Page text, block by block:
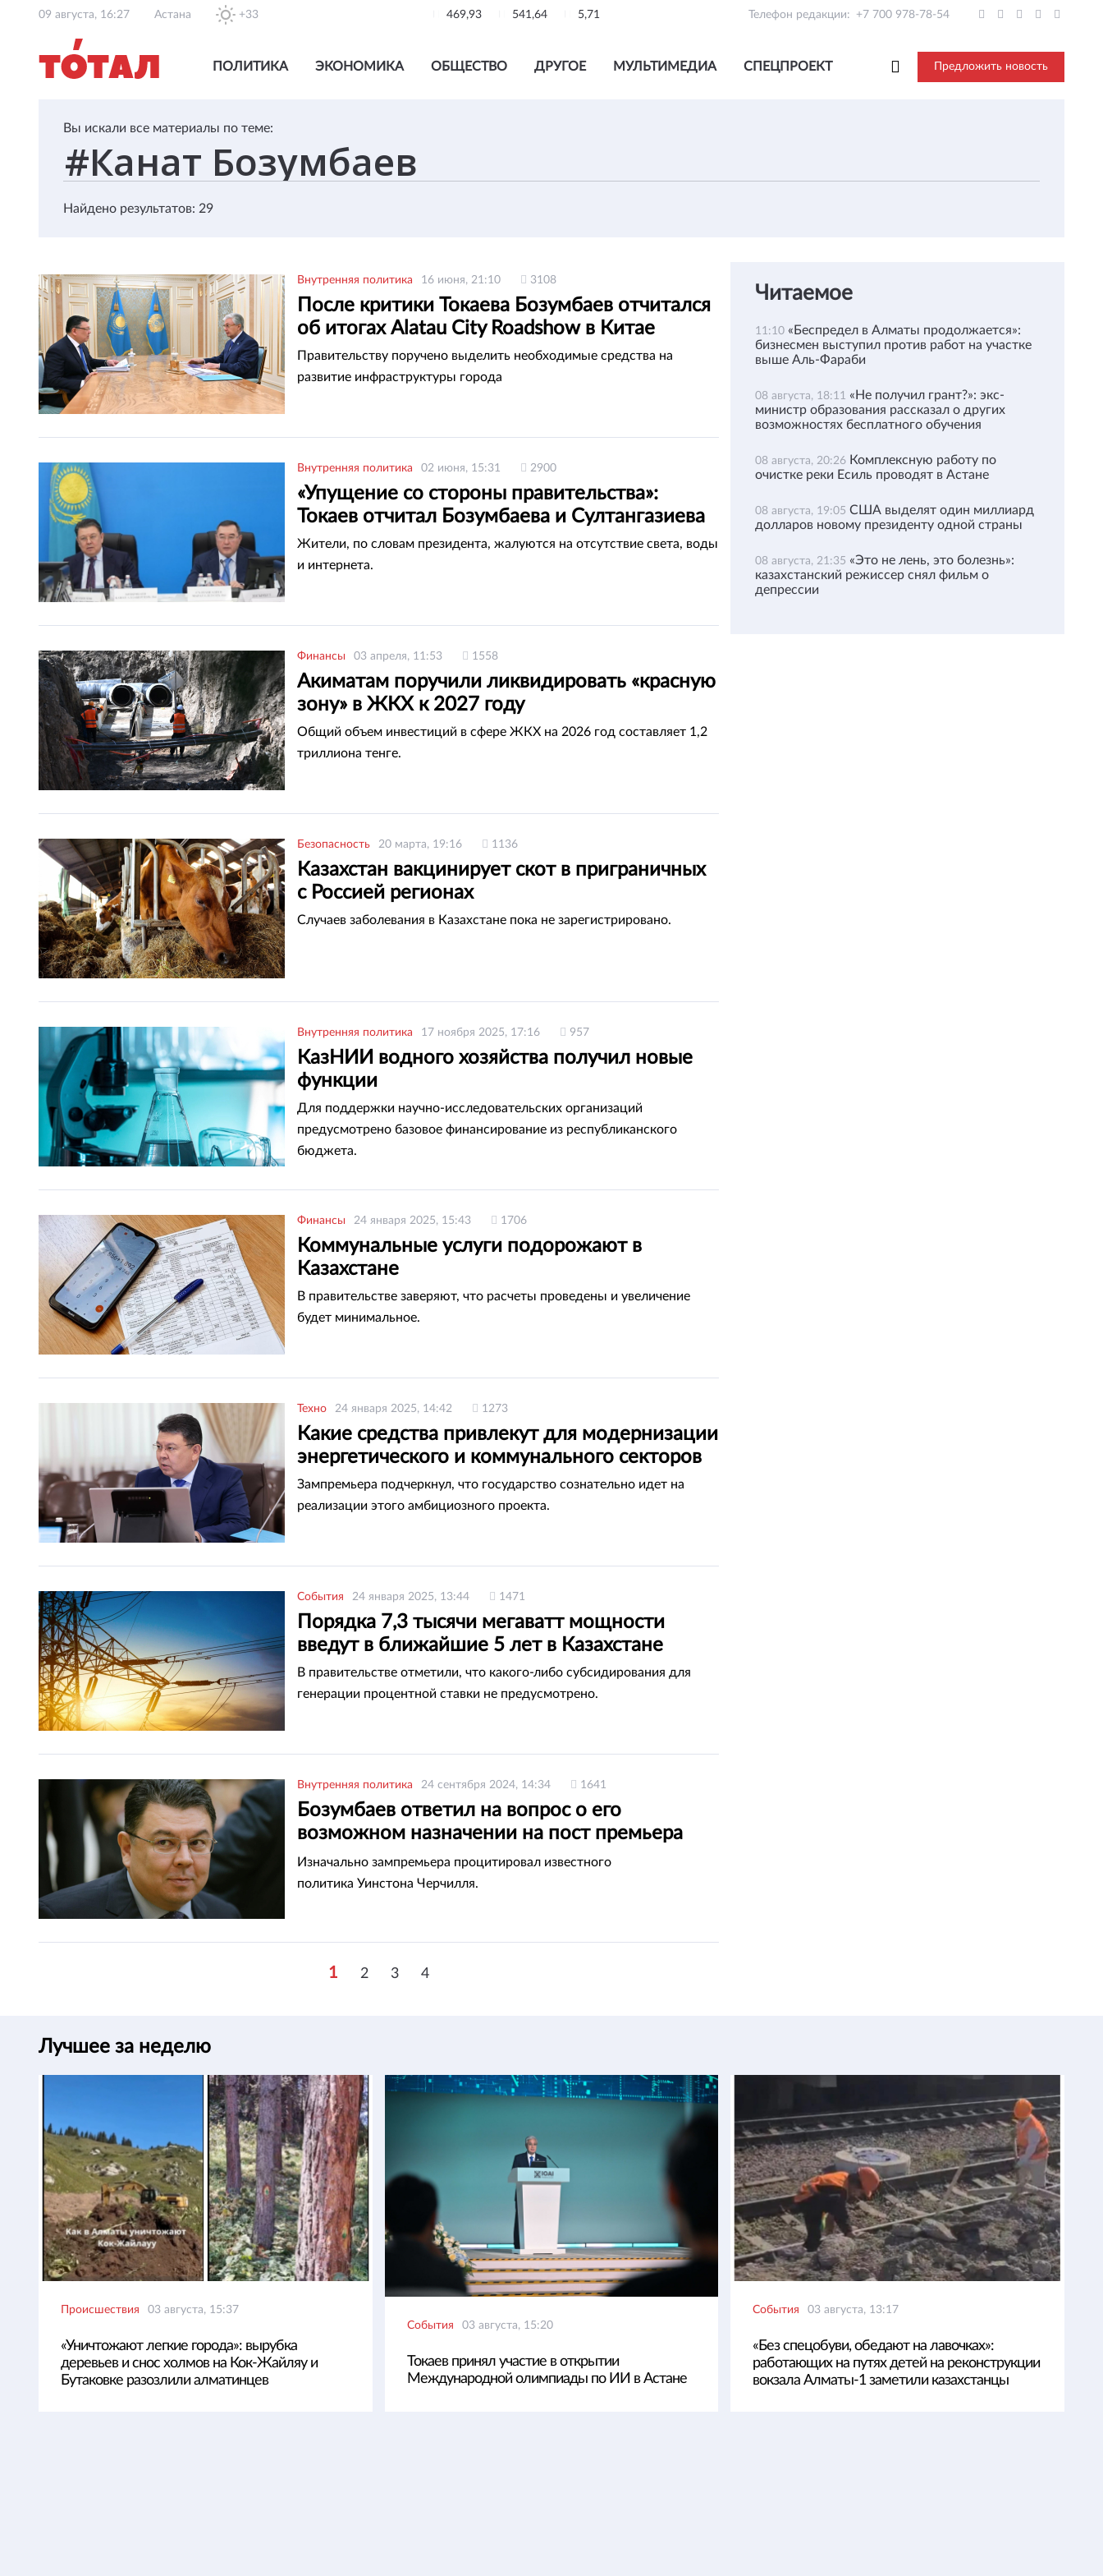
09 августа, 16:27 Астана +33 469,93 541,64 5,71 Телефон редакции: +7 700 978-78-54
ПОЛИТИКА ЭКОНОМИКА ОБЩЕСТВО ДРУГОЕ МУЛЬТИМЕДИА СПЕЦПРОЕКТ Предложить новость
Вы искали все материалы по теме:
Найдено результатов: 29
Внутренняя политика 16 июня, 21:10 3108
После критики Токаева Бозумбаев отчитался
об итогах Alatau City Roadshow в Китае
Правительству поручено выделить необходимые средства на
развитие инфраструктуры города
Внутренняя политика 02 июня, 15:31 2900
«Упущение со стороны правительства»:
Токаев отчитал Бозумбаева и Султангазиева
Жители, по словам президента, жалуются на отсутствие света, воды
и интернета.
Финансы 03 апреля, 11:53 1558
Акиматам поручили ликвидировать «красную
зону» в ЖКХ к 2027 году
Общий объем инвестиций в сфере ЖКХ на 2026 год составляет 1,2
триллиона тенге.
Безопасность 20 марта, 19:16 1136
Казахстан вакцинирует скот в приграничных
с Россией регионах
Случаев заболевания в Казахстане пока не зарегистрировано.
Внутренняя политика 17 ноября 2025, 17:16 957
КазНИИ водного хозяйства получил новые
функции
Для поддержки научно-исследовательских организаций
предусмотрено базовое финансирование из республиканского
бюджета.
Финансы 24 января 2025, 15:43 1706
Коммунальные услуги подорожают в
Казахстане
В правительстве заверяют, что расчеты проведены и увеличение
будет минимальное.
Техно 24 января 2025, 14:42 1273
Какие средства привлекут для модернизации
энергетического и коммунального секторов
Зампремьера подчеркнул, что государство сознательно идет на
реализации этого амбициозного проекта.
События 24 января 2025, 13:44 1471
Порядка 7,3 тысячи мегаватт мощности
введут в ближайшие 5 лет в Казахстане
В правительстве отметили, что какого-либо субсидирования для
генерации процентной ставки не предусмотрено.
Внутренняя политика 24 сентября 2024, 14:34 1641
Бозумбаев ответил на вопрос о его
возможном назначении на пост премьера
Казахстана
Изначально зампремьера процитировал известного
политика Уинстона Черчилля.
1 2 3 4
Читаемое
11:10 «Беспредел в Алматы продолжается»:
бизнесмен выступил против работ на участке
выше Аль-Фараби
08 августа, 18:11 «Не получил грант?»: экс-
министр образования рассказал о других
возможностях бесплатного обучения
08 августа, 20:26 Комплексную работу по
очистке реки Есиль проводят в Астане
08 августа, 19:05 США выделят один миллиард
долларов новому президенту одной страны
08 августа, 21:35 «Это не лень, это болезнь»:
казахстанский режиссер снял фильм о
депрессии
Лучшее за неделю
Происшествия 03 августа, 15:37
«Уничтожают легкие города»: вырубка
деревьев и снос холмов на Кок-Жайляу и
Бутаковке разозлили алматинцев
События 03 августа, 15:20
Токаев принял участие в открытии
Международной олимпиады по ИИ в Астане
События 03 августа, 13:17
«Без спецобуви, обедают на лавочках»:
работающих на путях детей на реконструкции
вокзала Алматы-1 заметили казахстанцы